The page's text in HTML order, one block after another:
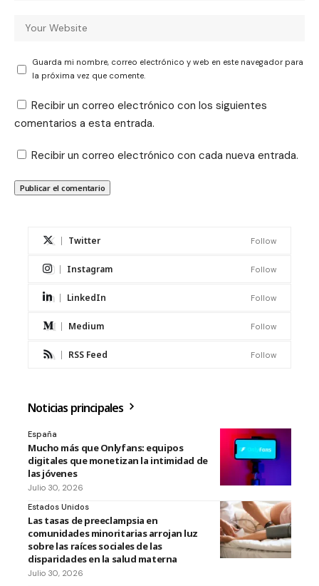
Guarda mi nombre, correo electrónico y web en este navegador para
la próxima vez que comente.
Recibir un correo electrónico con los siguientes
comentarios a esta entrada.
Recibir un correo electrónico con cada nueva entrada.
Twitter Follow
Instagram Follow
LinkedIn Follow
Medium Follow
RSS Feed Follow
Noticias principales
España
Mucho más que Onlyfans: equipos
digitales que monetizan la intimidad de
las jóvenes
Julio 30, 2026
Estados Unidos
Las tasas de preeclampsia en
comunidades minoritarias arrojan luz
sobre las raíces sociales de las
disparidades en la salud materna
Julio 30, 2026